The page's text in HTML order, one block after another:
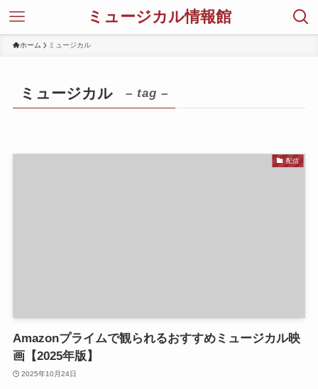
ミュージカル情報館
ホーム ミュージカル
ミュージカル – tag –
配信
Amazonプライムで観られるおすすめミュージカル映
画【2025年版】
2025年10月24日